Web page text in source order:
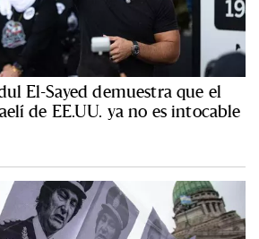
El-Sayed demuestra que el
de EE.UU. ya no es intocable